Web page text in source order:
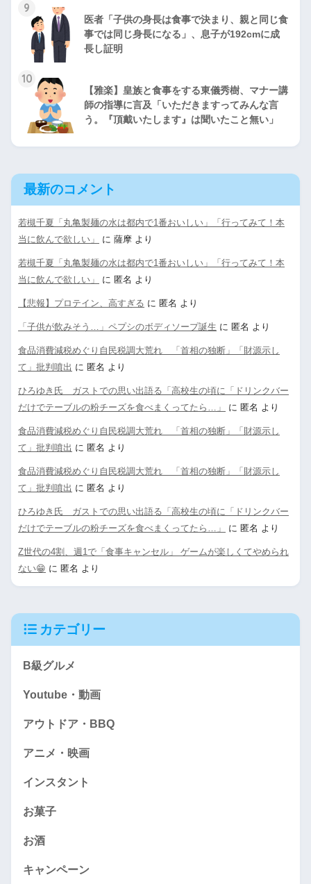
9
医者「子供の身長は食事で決まり、親と同じ食
事では同じ身長になる」、息子が192cmに成
長し証明
10
【雅楽】皇族と食事をする東儀秀樹、マナー講
師の指導に言及「いただきますってみんな言
う。『頂戴いたします』は聞いたこと無い」
最新のコメント
若槻千夏「丸亀製麺の水は都内で1番おいしい」「行ってみて！本
当に飲んで欲しい」
に 薩摩 より
若槻千夏「丸亀製麺の水は都内で1番おいしい」「行ってみて！本
当に飲んで欲しい」
に 匿名 より
【悲報】プロテイン、高すぎる に 匿名 より
「子供が飲みそう…」ペプシのボディソープ誕生 に 匿名 より
食品消費減税めぐり自民税調大荒れ 「首相の独断」「財源示し
て」批判噴出 に 匿名 より
ひろゆき氏 ガストでの思い出語る「高校生の頃に「ドリンクバー
だけでテーブルの粉チーズを食べまくってたら…」
に 匿名 より
食品消費減税めぐり自民税調大荒れ 「首相の独断」「財源示し
て」批判噴出 に 匿名 より
食品消費減税めぐり自民税調大荒れ 「首相の独断」「財源示し
て」批判噴出 に 匿名 より
ひろゆき氏 ガストでの思い出語る「高校生の頃に「ドリンクバー
だけでテーブルの粉チーズを食べまくってたら…」
に 匿名 より
Z世代の4割、週1で「食事キャンセル」 ゲームが楽しくてやめられ
ない😁 に 匿名 より
カテゴリー
B級グルメ
Youtube・動画
アウトドア・BBQ
アニメ・映画
インスタント
お菓子
お酒
キャンペーン